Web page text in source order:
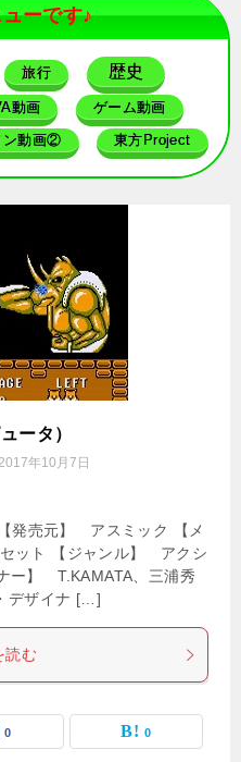
ーです♪
旅行 歴史
動画 ゲーム動画
ン動画② 東方Project
ータ）
年10月7日
発売元】 アスミック 【メ
ット 【ジャンル】 アクシ
ー】 T.KAMATA、三浦秀
デザイナ […]
読む
0 0